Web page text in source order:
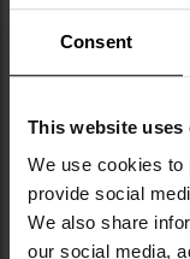
Consent
This website uses
We use cookies to
provide social
We also share
our social media,
Camo
Час відправлення:
541,40